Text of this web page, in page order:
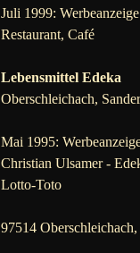
▼
▼
▼
Juli 1999:
Restaurant, Café
Lebensmittel Edeka
Oberschleichach,
Mai 1995:
Christian Ulsamer -
Lotto-Toto
97514